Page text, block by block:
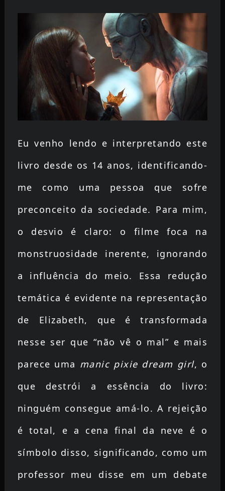
Eu venho lendo e interpretando este
livro desde os 14 anos, identificando-
me como uma pessoa que sofre
preconceito da sociedade. Para mim,
o desvio é claro: o filme foca na
monstruosidade inerente, ignorando
a influência do meio. Essa redução
temática é evidente na representação
de Elizabeth, que é transformada
nesse ser que “não vê o mal” e mais
parece uma manic pixie dream girl, o
que destrói a essência do livro:
ninguém consegue amá-lo. A rejeição
é total, e a cena final da neve é o
símbolo disso, significando, como um
professor meu disse em um debate